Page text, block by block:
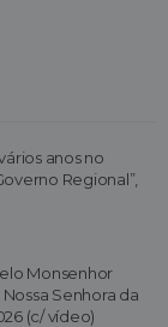
anos no
Regional”,
Monsenhor
Senhora da
(c/ vídeo)